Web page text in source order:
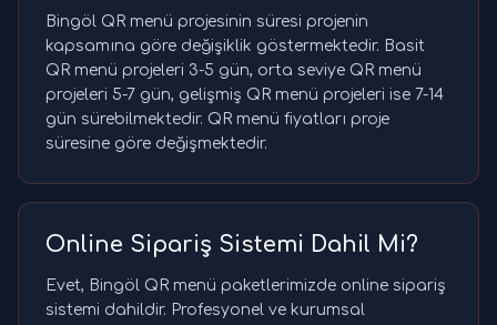
Bingöl QR menü projesinin süresi projenin
kapsamına göre değişiklik göstermektedir. Basit
QR menü projeleri 3-5 gün, orta seviye QR menü
projeleri 5-7 gün, gelişmiş QR menü projeleri ise 7-14
gün sürebilmektedir. QR menü fiyatları proje
süresine göre değişmektedir.
Online Sipariş Sistemi Dahil Mi?
Evet, Bingöl QR menü paketlerimizde online sipariş
sistemi dahildir. Profesyonel ve kurumsal